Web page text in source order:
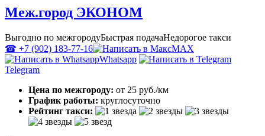
Меж.город ЭКОНОМ
Выгодно по межгородуБыстрая подачаНедорогое такси
☎ +7 (902) 183-77-16
MAX
Whatsapp
Telegram
Цена по межгороду: от 25 руб./км
График работы: круглосуточно
Рейтинг такси: